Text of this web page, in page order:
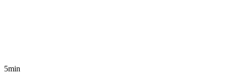
5min